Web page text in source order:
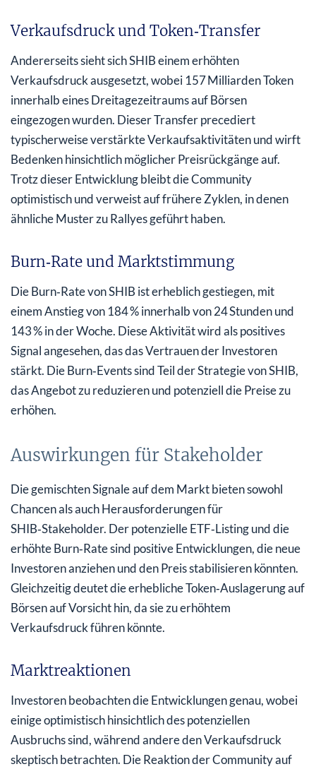
Verkaufsdruck und Token‑Transfer
Andererseits sieht sich SHIB einem erhöhten
Verkaufsdruck ausgesetzt, wobei 157 Milliarden Token
innerhalb eines Dreitagezeitraums auf Börsen
eingezogen wurden. Dieser Transfer precediert
typischerweise verstärkte Verkaufsaktivitäten und wirft
Bedenken hinsichtlich möglicher Preisrückgänge auf.
Trotz dieser Entwicklung bleibt die Community
optimistisch und verweist auf frühere Zyklen, in denen
ähnliche Muster zu Rallyes geführt haben.
Burn‑Rate und Marktstimmung
Die Burn‑Rate von SHIB ist erheblich gestiegen, mit
einem Anstieg von 184 % innerhalb von 24 Stunden und
143 % in der Woche. Diese Aktivität wird als positives
Signal angesehen, das das Vertrauen der Investoren
stärkt. Die Burn‑Events sind Teil der Strategie von SHIB,
das Angebot zu reduzieren und potenziell die Preise zu
erhöhen.
Auswirkungen für Stakeholder
Die gemischten Signale auf dem Markt bieten sowohl
Chancen als auch Herausforderungen für
SHIB‑Stakeholder. Der potenzielle ETF‑Listing und die
erhöhte Burn‑Rate sind positive Entwicklungen, die neue
Investoren anziehen und den Preis stabilisieren könnten.
Gleichzeitig deutet die erhebliche Token‑Auslagerung auf
Börsen auf Vorsicht hin, da sie zu erhöhtem
Verkaufsdruck führen könnte.
Marktreaktionen
Investoren beobachten die Entwicklungen genau, wobei
einige optimistisch hinsichtlich des potenziellen
Ausbruchs sind, während andere den Verkaufsdruck
skeptisch betrachten. Die Reaktion der Community auf